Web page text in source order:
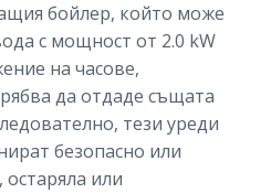
бойлер, който може
с мощност от 2.0 kW
на часове,
да отдаде същата
тези уреди
безопасно или
или